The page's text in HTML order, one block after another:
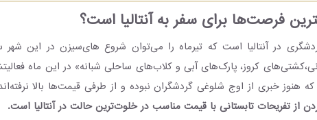
فرصت‌ها برای سفر به آنتالیا است؟
در آنتالیا است که تیرماه را می‌توان شروع های‌سیزن در این شهر
کروز، پارک‌های آبی و کلاب‌های ساحلی شبانه» در این ماه
هنوز خبری از اوج شلوغی گردشگران نبوده و از طرفی قیمت‌ها بالا
از تفریحات تابستانی با قیمت مناسب در خلوت‌ترین حالت در آنتالیا است.